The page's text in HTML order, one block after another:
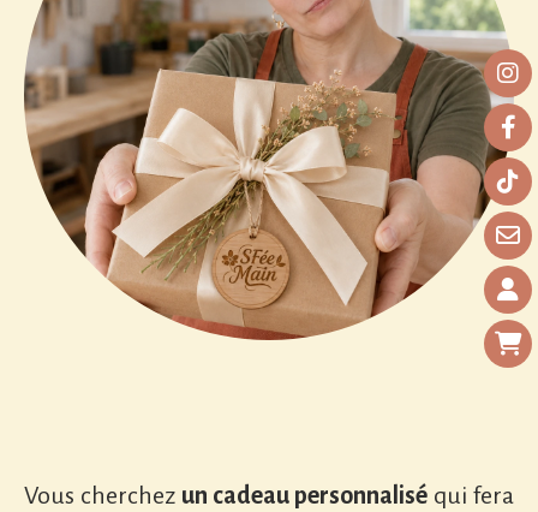
Vous cherchez un cadeau personnalisé qui fera